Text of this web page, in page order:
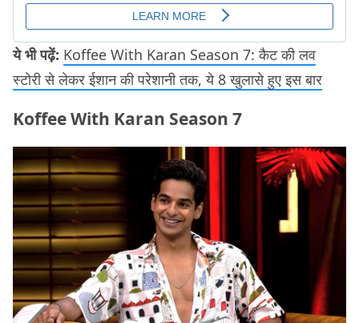
ये भी पढ़ें: Koffee With Karan Season 7: कैट की लव
स्टोरी से लेकर ईशान की परेशानी तक, ये 8 खुलासे हुए इस बार
Koffee With Karan Season 7